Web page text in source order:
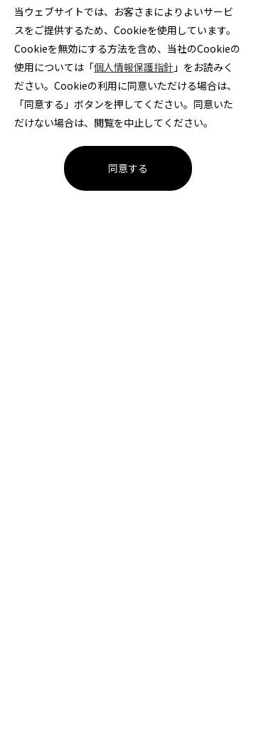
No.873 最近の出来事
4月から社会人2年目となり、昨年度を振り
返ると、入社当初よりもできること...
1ページ
当ウェブサイトでは、お客さまによりよいサービ
スをご提供するため、Cookieを使用しています。
Cookieを無効にする方法を含め、当社のCookieの
使用については「個人情報保護指針 」をお読みく
ださい。Cookieの利用に同意いただける場合は、
「同意する」ボタンを押してください。同意いた
だけない場合は、閲覧を中止してください。
同意する